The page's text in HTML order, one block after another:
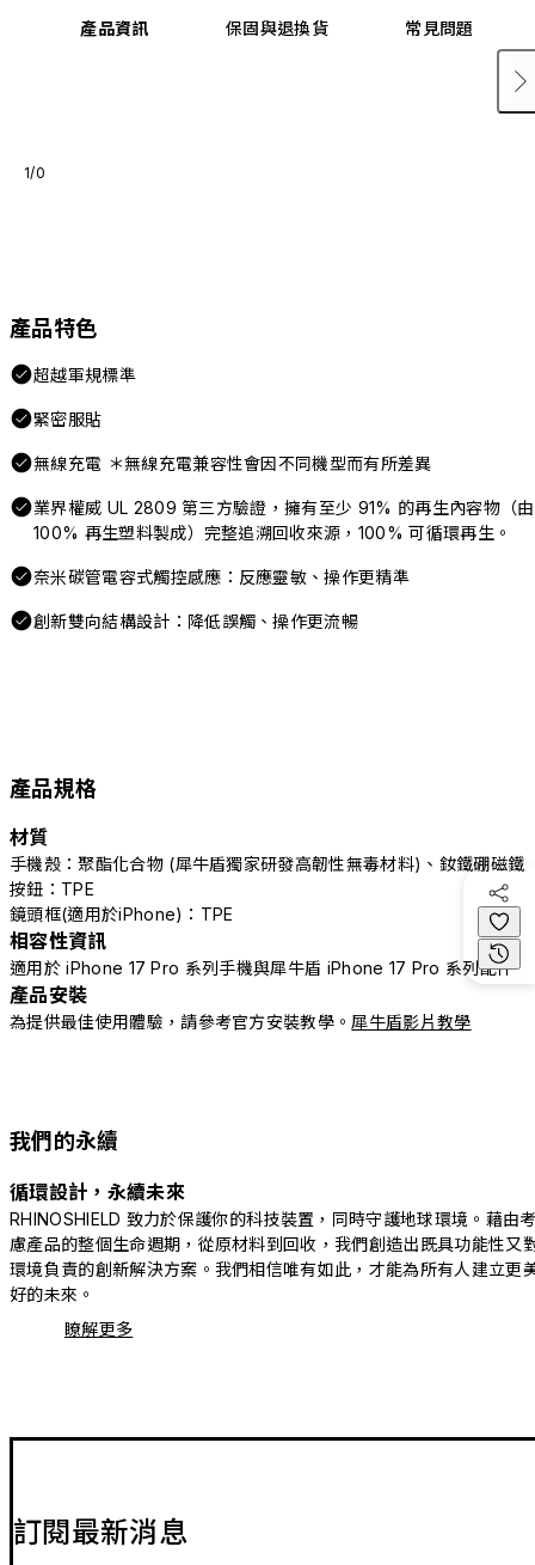
產品資訊 保固與退換貨 常見問題
1/0
產品特色
超越軍規標準
緊密服貼
無線充電 ＊無線充電兼容性會因不同機型而有所差異
業界權威 UL 2809 第三方驗證，擁有至少 91% 的再生內容物（由
100% 再生塑料製成）完整追溯回收來源，100% 可循環再生。
奈米碳管電容式觸控感應：反應靈敏、操作更精準
創新雙向結構設計：降低誤觸、操作更流暢
產品規格
材質
手機殼：聚酯化合物 (犀牛盾獨家研發高韌性無毒材料)、釹鐵硼磁鐵
按鈕：TPE
鏡頭框(適用於iPhone)：TPE
相容性資訊
適用於 iPhone 17 Pro 系列手機與犀牛盾 iPhone 17 Pro 系列配件
產品安裝
為提供最佳使用體驗，請參考官方安裝教學。 犀牛盾影片教學
我們的永續
循環設計，永續未來
RHINOSHIELD 致力於保護你的科技裝置，同時守護地球環境。藉由
慮產品的整個生命週期，從原材料到回收，我們創造出既具功能性又
環境負責的創新解決方案。我們相信唯有如此，才能為所有人建立更
好的未來。
瞭解更多
訂閱最新消息